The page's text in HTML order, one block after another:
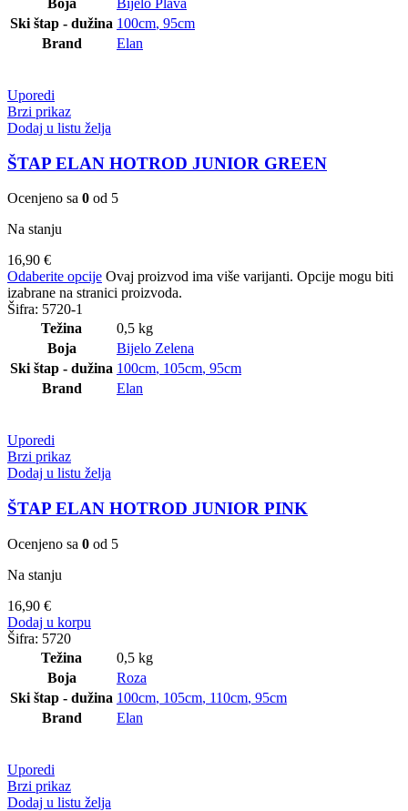
Ski štap - dužina 100cm, 95cm
Brand
Elan
Uporedi
Brzi prikaz
Dodaj u listu želja
ŠTAP ELAN HOTROD JUNIOR GREEN
Ocenjeno sa 0 od 5
Na stanju
16,90 €
Odaberite opcije Ovaj proizvod ima više varijanti. Opcije mogu biti
izabrane na stranici proizvoda.
Šifra: 5720-1
Težina
0,5 kg
Boja
Bijelo Zelena
Ski štap - dužina 100cm, 105cm, 95cm
Brand
Elan
Uporedi
Brzi prikaz
Dodaj u listu želja
ŠTAP ELAN HOTROD JUNIOR PINK
Ocenjeno sa 0 od 5
Na stanju
16,90 €
Dodaj u korpu
Šifra: 5720
Težina
0,5 kg
Boja
Roza
Ski štap - dužina 100cm, 105cm, 110cm, 95cm
Brand
Elan
Uporedi
Brzi prikaz
Dodaj u listu želja